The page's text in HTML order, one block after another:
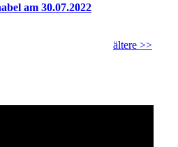
am 30.07.2022
ältere >>